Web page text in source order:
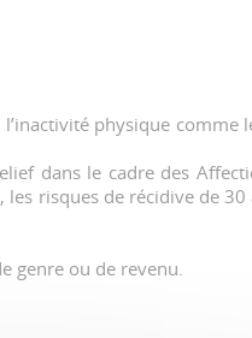
physique comme
dans le cadre des
risques de récidive de
genre ou de revenu.